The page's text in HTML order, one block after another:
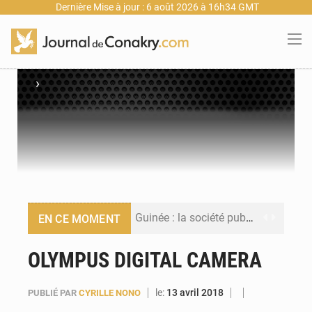
Dernière Mise à jour : 6 août 2026 à 16h34 GMT
›
EN CE MOMENT Guinée : la société publique Nimba Mining Company signe sa première convention minière
OLYMPUS DIGITAL CAMERA
PUBLIÉ PAR CYRILLE NONO le: 13 avril 2018